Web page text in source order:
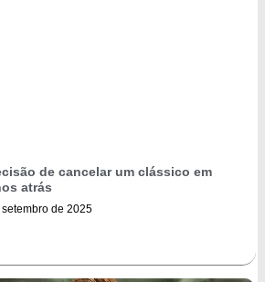
de cancelar um clássico em
atrás
setembro de 2025